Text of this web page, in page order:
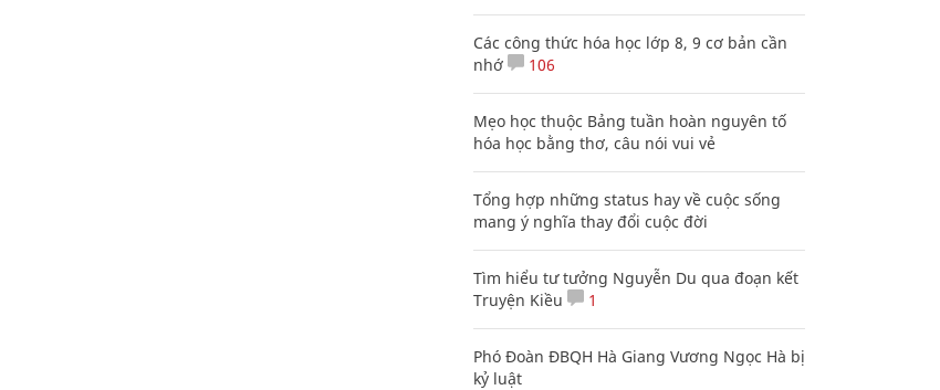
Các công thức hóa học lớp 8, 9 cơ bản cần
nhớ
106
Mẹo học thuộc Bảng tuần hoàn nguyên tố
hóa học bằng thơ, câu nói vui vẻ
Tổng hợp những status hay về cuộc sống
mang ý nghĩa thay đổi cuộc đời
Tìm hiểu tư tưởng Nguyễn Du qua đoạn kết
Truyện Kiều
1
Phó Đoàn ĐBQH Hà Giang Vương Ngọc Hà bị
kỷ luật